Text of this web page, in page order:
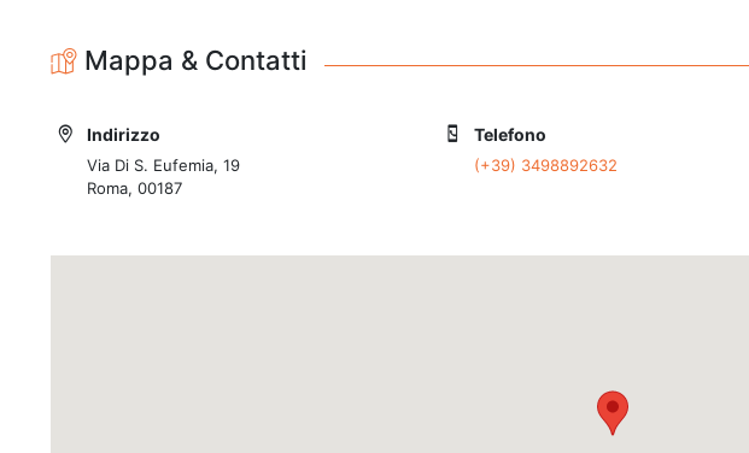
Mappa & Contatti
Indirizzo
Via Di S. Eufemia, 19
Roma, 00187
Telefono
(+39) 3498892632